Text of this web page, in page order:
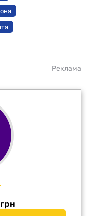
Реклама